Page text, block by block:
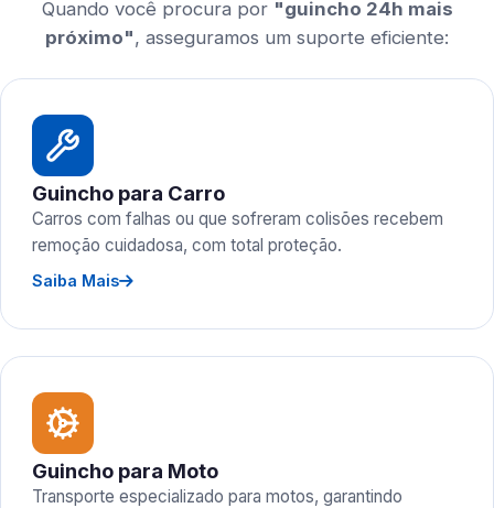
Quando você procura por "guincho 24h mais
próximo", asseguramos um suporte eficiente:
Guincho para Carro
Carros com falhas ou que sofreram colisões recebem
remoção cuidadosa, com total proteção.
Saiba Mais
Guincho para Moto
Transporte especializado para motos, garantindo